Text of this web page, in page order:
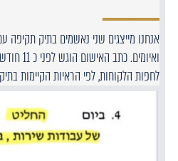
אנחנו מייצגים שני נאשמים בתיק תקיפה
ואיומים.
לחפות הלקוחות, לפי הראיות הקיימות